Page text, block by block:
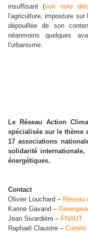
insuffisant (voir note
l'agriculture, imposture
dépouillée de son
néanmoins quelques
l'urbanisme.
Le Réseau Action
spécialisée sur le thème
17 associations
solidarité internationale,
énergétiques.
Contact
Olivier Louchard – Réseau
Karine Gavand –
Jean Sivardière – FNAUT
Raphaël Claustre – Comité